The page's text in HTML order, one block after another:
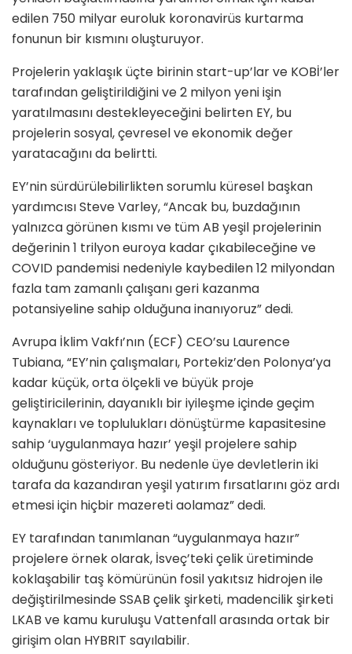
edilen 750 milyar euroluk koronavirüs kurtarma
fonunun bir kısmını oluşturuyor.
Projelerin yaklaşık üçte birinin start-up’lar ve KOBİ’ler
tarafından geliştirildiğini ve 2 milyon yeni işin
yaratılmasını destekleyeceğini belirten EY, bu
projelerin sosyal, çevresel ve ekonomik değer
yaratacağını da belirtti.
EY’nin sürdürülebilirlikten sorumlu küresel başkan
yardımcısı Steve Varley, “Ancak bu, buzdağının
yalnızca görünen kısmı ve tüm AB yeşil projelerinin
değerinin 1 trilyon euroya kadar çıkabileceğine ve
COVID pandemisi nedeniyle kaybedilen 12 milyondan
fazla tam zamanlı çalışanı geri kazanma
potansiyeline sahip olduğuna inanıyoruz” dedi.
Avrupa İklim Vakfı’nın (ECF) CEO’su Laurence
Tubiana, “EY’nin çalışmaları, Portekiz’den Polonya’ya
kadar küçük, orta ölçekli ve büyük proje
geliştiricilerinin, dayanıklı bir iyileşme içinde geçim
kaynakları ve toplulukları dönüştürme kapasitesine
sahip ‘uygulanmaya hazır’ yeşil projelere sahip
olduğunu gösteriyor. Bu nedenle üye devletlerin iki
tarafa da kazandıran yeşil yatırım fırsatlarını göz ardı
etmesi için hiçbir mazereti aolamaz” dedi.
EY tarafından tanımlanan “uygulanmaya hazır”
projelere örnek olarak, İsveç’teki çelik üretiminde
koklaşabilir taş kömürünün fosil yakıtsız hidrojen ile
değiştirilmesinde SSAB çelik şirketi, madencilik şirketi
LKAB ve kamu kuruluşu Vattenfall arasında ortak bir
girişim olan HYBRIT sayılabilir.